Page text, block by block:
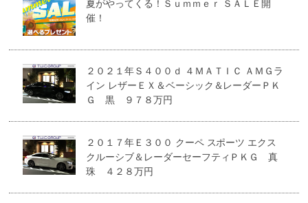
夏がやってくる！Ｓｕｍｍｅｒ ＳＡＬＥ開
催！
２０２１年Ｓ４００ｄ ４ＭＡＴＩＣ ＡＭＧラ
イン レザーＥＸ＆ベーシック＆レーダーＰＫ
Ｇ 黒 ９７８万円
２０１７年Ｅ３００ クーペ スポーツ エクス
クルーシブ＆レーダーセーフティＰＫＧ 真
珠 ４２８万円